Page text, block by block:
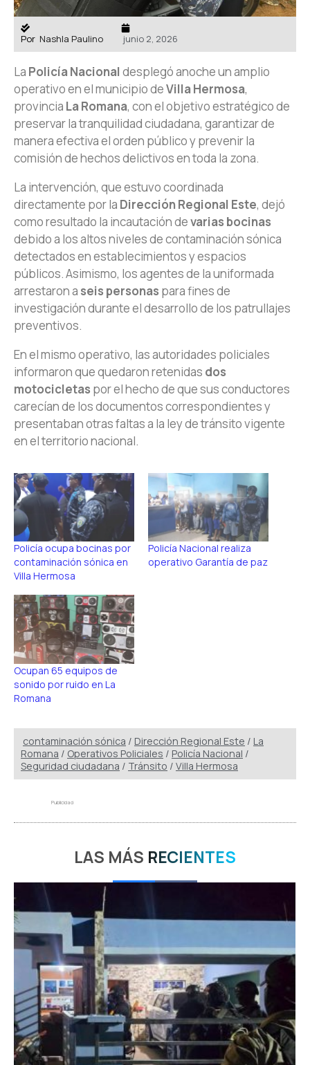
Por Nashla Paulino junio 2, 2026
La Policía Nacional desplegó anoche un amplio
operativo en el municipio deVilla Hermosa,
provincia La Romana, con el objetivo estratégico de
preservar la tranquilidad ciudadana, garantizar de
manera efectiva el orden público y prevenir la
comisión de hechos delictivos en toda la zona.
La intervención, que estuvo coordinada
directamente por la Dirección Regional Este, dejó
como resultado la incautación devarias bocinas
debido a los altos niveles de contaminación sónica
detectados en establecimientos y espacios
públicos. Asimismo, los agentes de la uniformada
arrestaron a seis personas para fines de
investigación durante el desarrollo de los patrullajes
preventivos.
En el mismo operativo, las autoridades policiales
informaron que quedaron retenidas dos
motocicletas por el hecho de que sus conductores
carecían de los documentos correspondientes y
presentaban otras faltas a la ley de tránsito vigente
en el territorio nacional.
Policía ocupa bocinas por
contaminación sónica en
Villa Hermosa
Policía Nacional realiza
operativo Garantía de paz
Ocupan 65 equipos de
sonido por ruido en La
Romana
contaminación sónica / Dirección Regional Este / La
Romana / Operativos Policiales / Policía Nacional /
Seguridad ciudadana / Tránsito / Villa Hermosa
Publicidad
LAS MÁS RECIENTES